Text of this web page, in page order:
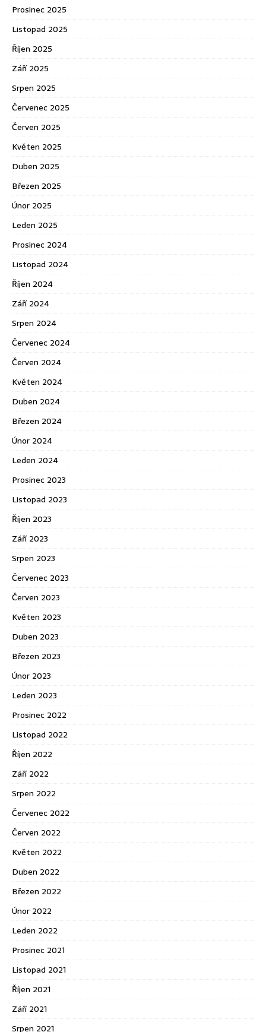
Prosinec 2025
Listopad 2025
Říjen 2025
Září 2025
Srpen 2025
Červenec 2025
Červen 2025
Květen 2025
Duben 2025
Březen 2025
Únor 2025
Leden 2025
Prosinec 2024
Listopad 2024
Říjen 2024
Září 2024
Srpen 2024
Červenec 2024
Červen 2024
Květen 2024
Duben 2024
Březen 2024
Únor 2024
Leden 2024
Prosinec 2023
Listopad 2023
Říjen 2023
Září 2023
Srpen 2023
Červenec 2023
Červen 2023
Květen 2023
Duben 2023
Březen 2023
Únor 2023
Leden 2023
Prosinec 2022
Listopad 2022
Říjen 2022
Září 2022
Srpen 2022
Červenec 2022
Červen 2022
Květen 2022
Duben 2022
Březen 2022
Únor 2022
Leden 2022
Prosinec 2021
Listopad 2021
Říjen 2021
Září 2021
Srpen 2021